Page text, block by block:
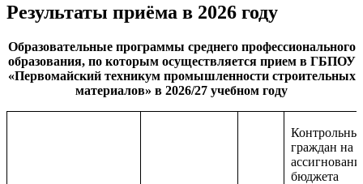
Результаты приёма в 2026 году
Образовательные программы среднего профессионального
образования, по которым осуществляется прием в ГБПОУ
«Первомайский техникум промышленности строительных
материалов» в 2026/27 учебном году
граждан на
бюджета